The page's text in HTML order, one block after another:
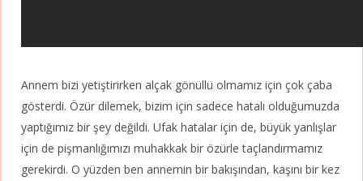
Annem bizi yetiştirirken alçak gönüllü olmamız için çok çaba
gösterdi. Özür dilemek, bizim için sadece hatalı olduğumuzda
yaptığımız bir şey değildi. Ufak hatalar için de, büyük yanlışlar
için de pişmanlığımızı muhakkak bir özürle taçlandırmamız
gerekirdi. O yüzden ben annemin bir bakışından, kaşını bir kez